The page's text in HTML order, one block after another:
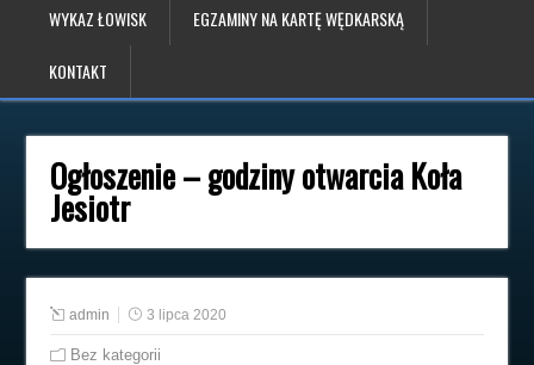
WYKAZ ŁOWISK EGZAMINY NA KARTĘ WĘDKARSKĄ
KONTAKT
Ogłoszenie – godziny otwarcia Koła
Jesiotr
admin 3 lipca 2020
Bez kategorii